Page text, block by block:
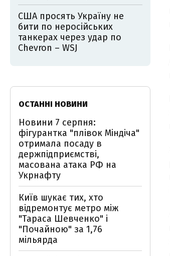
США просять Україну не
бити по неросійських
танкерах через удар по
Chevron – WSJ
ОСТАННІ НОВИНИ
Новини 7 серпня:
фігурантка "плівок Міндіча"
отримала посаду в
держпідприємстві,
масована атака РФ на
Укрнафту
Київ шукає тих, хто
відремонтує метро між
"Тараса Шевченко" і
"Почайною" за 1,76
мільярда